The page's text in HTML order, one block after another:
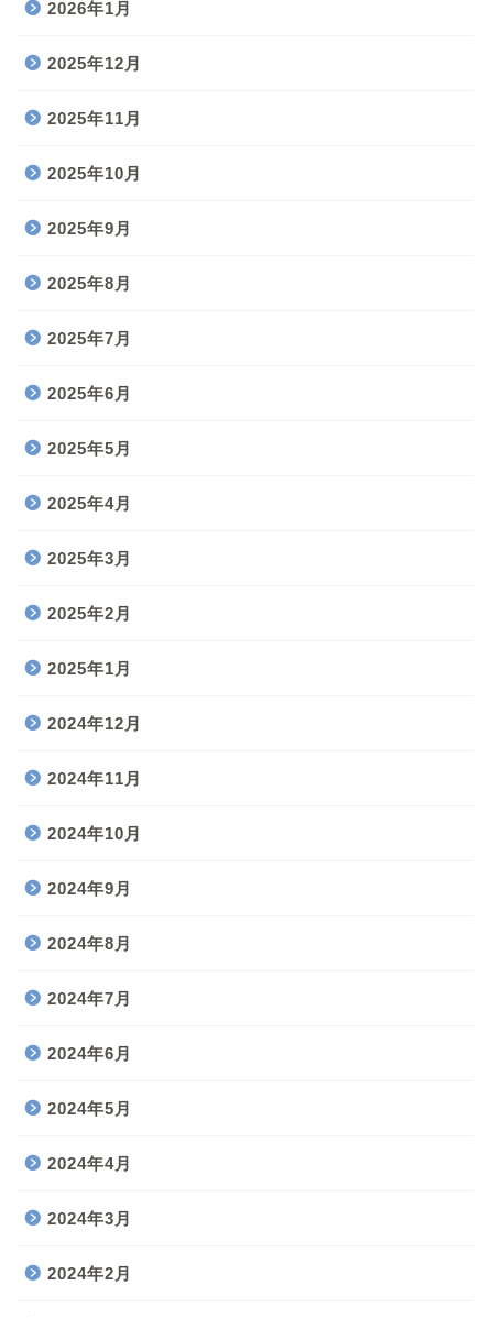
2026年1月
2025年12月
2025年11月
2025年10月
2025年9月
2025年8月
2025年7月
2025年6月
2025年5月
2025年4月
2025年3月
2025年2月
2025年1月
2024年12月
2024年11月
2024年10月
2024年9月
2024年8月
2024年7月
2024年6月
2024年5月
2024年4月
2024年3月
2024年2月